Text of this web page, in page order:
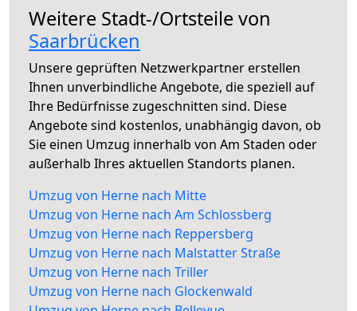
Weitere Stadt-/Ortsteile von
Saarbrücken
Unsere geprüften Netzwerkpartner erstellen
Ihnen unverbindliche Angebote, die speziell auf
Ihre Bedürfnisse zugeschnitten sind. Diese
Angebote sind kostenlos, unabhängig davon, ob
Sie einen Umzug innerhalb von Am Staden oder
außerhalb Ihres aktuellen Standorts planen.
Umzug von Herne nach Mitte
Umzug von Herne nach Am Schlossberg
Umzug von Herne nach Reppersberg
Umzug von Herne nach Malstatter Straße
Umzug von Herne nach Triller
Umzug von Herne nach Glockenwald